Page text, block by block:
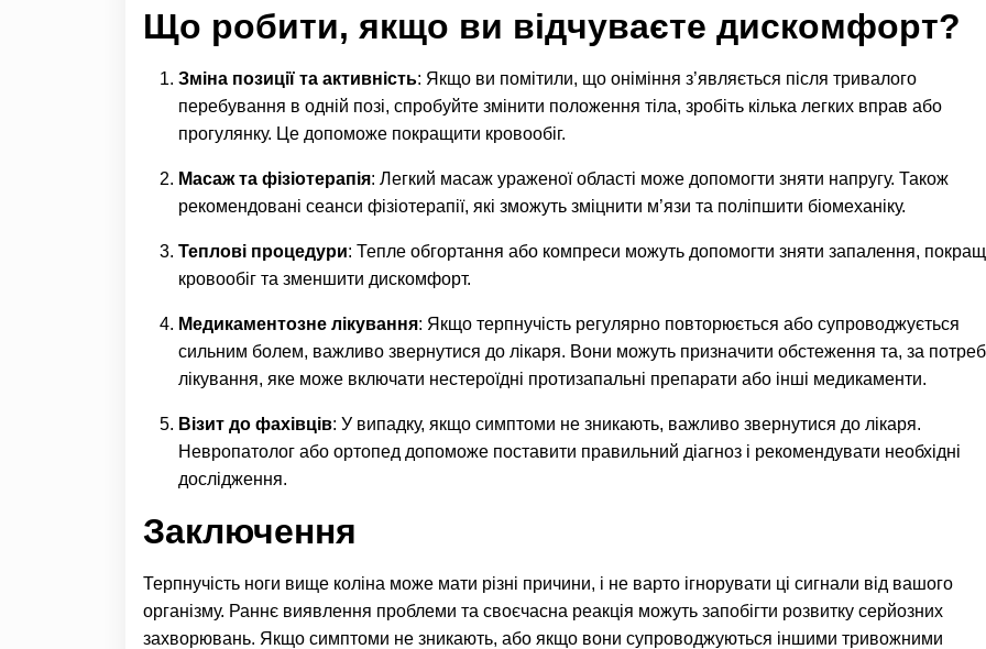
Що робити, якщо ви відчуваєте дискомфорт?
Зміна позиції та активність: Якщо ви помітили, що оніміння з’являється після тривалого
перебування в одній позі, спробуйте змінити положення тіла, зробіть кілька легких вправ або
прогулянку. Це допоможе покращити кровообіг.
Масаж та фізіотерапія: Легкий масаж ураженої області може допомогти зняти напругу. Також
рекомендовані сеанси фізіотерапії, які зможуть зміцнити м’язи та поліпшити біомеханіку.
Теплові процедури: Тепле обгортання або компреси можуть допомогти зняти запалення,
кровообіг та зменшити дискомфорт.
Медикаментозне лікування: Якщо терпнучість регулярно повторюється або супроводжується
сильним болем, важливо звернутися до лікаря. Вони можуть призначити обстеження та, за
лікування, яке може включати нестероїдні протизапальні препарати або інші медикаменти.
Візит до фахівців: У випадку, якщо симптоми не зникають, важливо звернутися до лікаря.
Невропатолог або ортопед допоможе поставити правильний діагноз і рекомендувати необхідні
дослідження.
Заключення
Терпнучість ноги вище коліна може мати різні причини, і не варто ігнорувати ці сигнали від вашого
організму. Раннє виявлення проблеми та своєчасна реакція можуть запобігти розвитку серйозних
захворювань. Якщо симптоми не зникають, або якщо вони супроводжуються іншими тривожними